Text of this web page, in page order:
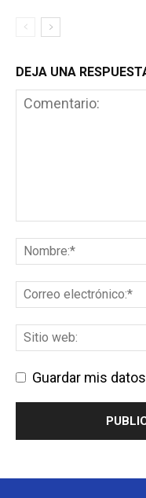
DEJA UNA
Guardar mis